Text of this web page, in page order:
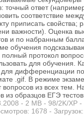
точный ответ
соответствие
приписать
важности). Оценка
и по набранным
обучения
протокол
для обучения.
для дифференциации по
.gif. В режиме
вопросов из всех тем.
из образцов ЕГЭ
- 2 MB - 98/2K/XP
1678 -